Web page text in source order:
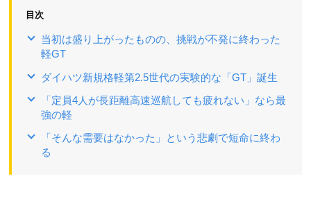
目次
当初は盛り上がったものの、挑戦が不発に終わった
軽GT
ダイハツ新規格軽第2.5世代の実験的な「GT」誕生
「定員4人が長距離高速巡航しても疲れない」なら最
強の軽
「そんな需要はなかった」という悲劇で短命に終わ
る